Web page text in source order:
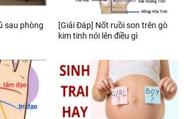
sau phòng
[Giải Đáp] Nốt ruồi son trên gò
kim tinh nói lên điều gì